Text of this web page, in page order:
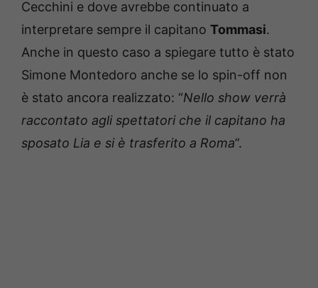
Cecchini e dove avrebbe continuato a
interpretare sempre il capitano Tommasi.
Anche in questo caso a spiegare tutto è stato
Simone Montedoro anche se lo spin-off non
è stato ancora realizzato: “Nello show verrà
raccontato agli spettatori che il capitano ha
sposato Lia e si è trasferito a Roma”.